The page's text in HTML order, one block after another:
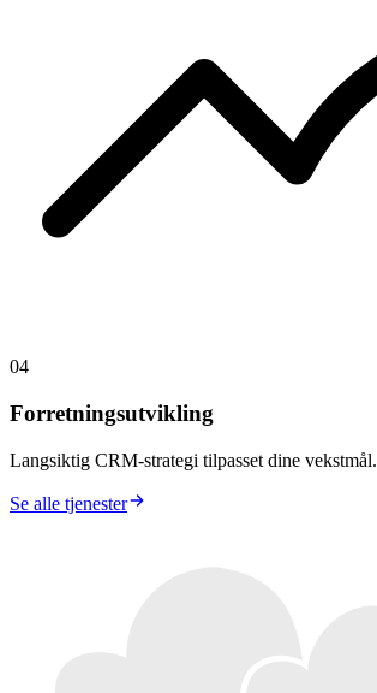
04
Forretningsutvikling
Langsiktig CRM-strategi tilpasset dine vekstmål.
Se alle tjenester